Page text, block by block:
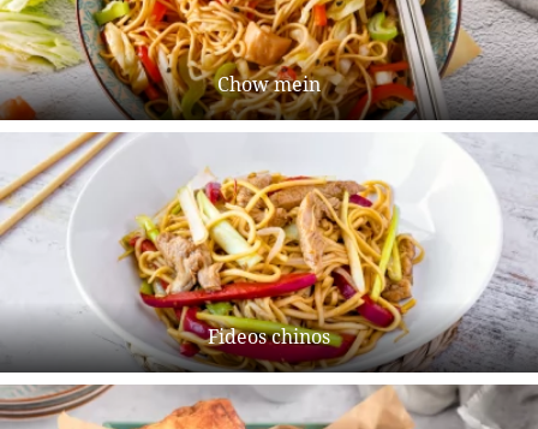
Chow mein
Fideos chinos